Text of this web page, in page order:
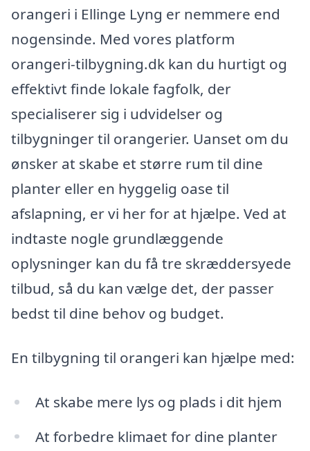
orangeri i Ellinge Lyng er nemmere end
nogensinde. Med vores platform
orangeri-tilbygning.dk kan du hurtigt og
effektivt finde lokale fagfolk, der
specialiserer sig i udvidelser og
tilbygninger til orangerier. Uanset om du
ønsker at skabe et større rum til dine
planter eller en hyggelig oase til
afslapning, er vi her for at hjælpe. Ved at
indtaste nogle grundlæggende
oplysninger kan du få tre skræddersyede
tilbud, så du kan vælge det, der passer
bedst til dine behov og budget.
En tilbygning til orangeri kan hjælpe med:
At skabe mere lys og plads i dit hjem
At forbedre klimaet for dine planter